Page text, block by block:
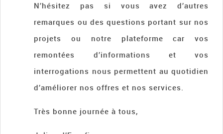
N’hésitez pas si vous avez d’autres
remarques ou des questions portant sur nos
projets ou notre plateforme car vos
remontées d’informations et vos
interrogations nous permettent au quotidien
d’améliorer nos offres et nos services.
Très bonne journée à tous,